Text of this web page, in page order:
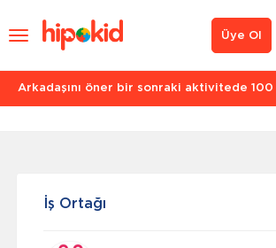
Üye Ol
Arkadaşını öner bir sonraki aktivitede
İş Ortağı